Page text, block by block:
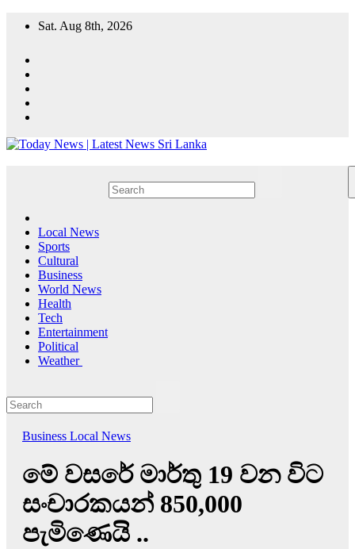
Sat. Aug 8th, 2026
Local News
Sports
Cultural
Business
World News
Health
Tech
Entertainment
Political
Weather
Business Local News
මේ වසරේ මාර්තු 19 වන විට
සංචාරකයන් 850,000
පැමිණෙයි ..